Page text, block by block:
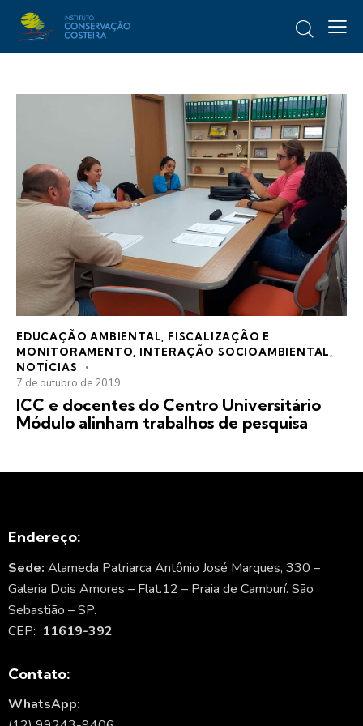
EDUCAÇÃO AMBIENTAL
FISCALIZAÇÃO E
MONITORAMENTO
INTERAÇÃO SOCIOAMBIENTAL
NOTÍCIAS
7 de outubro de 2019
ICC e docentes do Centro Universitário
Módulo alinham trabalhos de pesquisa
Endereço:
Sede: Alameda Patriarca Antônio José Marques, 330 –
Galeria Dois Amores – Flat.12 – Praia de Camburí. São
Sebastião – SP.
CEP: 11619-392
Contato:
WhatsApp: